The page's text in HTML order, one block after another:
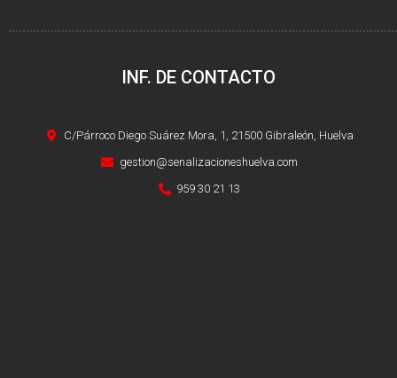
INF. DE CONTACTO
C/Párroco Diego Suárez Mora, 1, 21500 Gibraleón, Huelva
gestion@senalizacioneshuelva.com
959 30 21 13